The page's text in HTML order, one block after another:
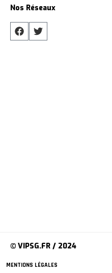
Nos Réseaux
© VIPSG.FR / 2024
MENTIONS LÉGALES